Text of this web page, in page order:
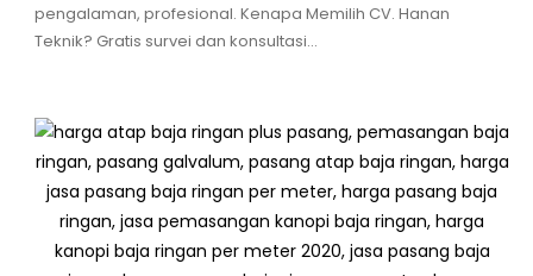
pengalaman, profesional. Kenapa Memilih CV. Hanan
Teknik? Gratis survei dan konsultasi...